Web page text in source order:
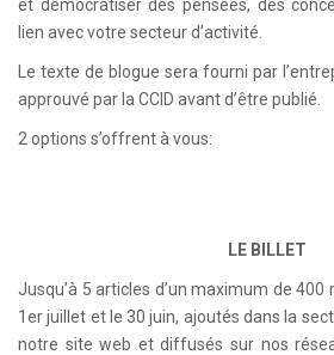
et démocratiser des pensées, des
lien avec votre secteur d’activité.
Le texte de blogue sera fourni par
approuvé par la CCID avant d’être publié.
2 options s’offrent à vous:
LE BILLET
Jusqu’à 5 articles d’un maximum de
1er juillet et le 30 juin, ajoutés dans la
notre site web et diffusés sur nos